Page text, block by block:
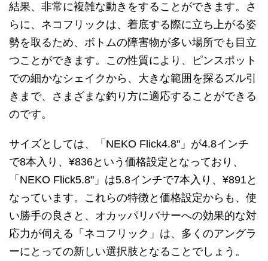
結果、非常に複雑な動きをすることができます。さ
らに、ネコフリックは、着底する際に立ち上がる姿
勢を取るため、ボトムの障害物が多い場所でも目立
つことができます。この性質により、ピンスポット
での細かなシェイクから、大きな範囲を探るズル引
きまで、さまざまな釣り方に適応することができる
のです。
サイズとしては、「NEKO Flick4.8"」が4.8インチ
で8本入り、¥836という価格設定となっており、
「NEKO Flick5.8"」は5.8インチで7本入り、¥891と
なっています。これらの特徴と価格設定からも、使
い勝手の良さと、オカッパリバサーへの効果的な対
応力が伺える「ネコフリック」は、多くのアングラ
ーにとっての新しい選択肢となることでしょう。